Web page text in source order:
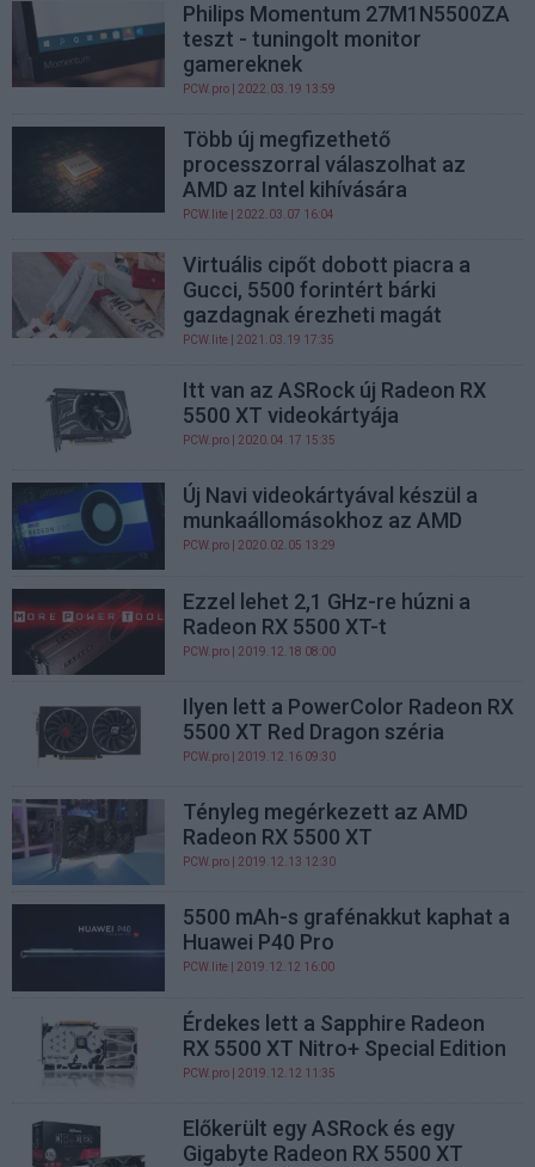
Philips Momentum 27M1N5500ZA
teszt - tuningolt monitor
gamereknek
PCW.pro | 2022.03.19 13:59
Több új megfizethető
processzorral válaszolhat az
AMD az Intel kihívására
PCW.lite | 2022.03.07 16:04
Virtuális cipőt dobott piacra a
Gucci, 5500 forintért bárki
gazdagnak érezheti magát
PCW.lite | 2021.03.19 17:35
Itt van az ASRock új Radeon RX
5500 XT videokártyája
PCW.pro | 2020.04.17 15:35
Új Navi videokártyával készül a
munkaállomásokhoz az AMD
PCW.pro | 2020.02.05 13:29
Ezzel lehet 2,1 GHz-re húzni a
Radeon RX 5500 XT-t
PCW.pro | 2019.12.18 08:00
Ilyen lett a PowerColor Radeon RX
5500 XT Red Dragon széria
PCW.pro | 2019.12.16 09:30
Tényleg megérkezett az AMD
Radeon RX 5500 XT
PCW.pro | 2019.12.13 12:30
5500 mAh-s grafénakkut kaphat a
Huawei P40 Pro
PCW.lite | 2019.12.12 16:00
Érdekes lett a Sapphire Radeon
RX 5500 XT Nitro+ Special Edition
PCW.pro | 2019.12.12 11:35
Előkerült egy ASRock és egy
Gigabyte Radeon RX 5500 XT